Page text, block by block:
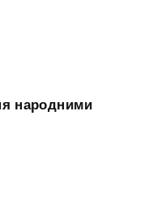
народними